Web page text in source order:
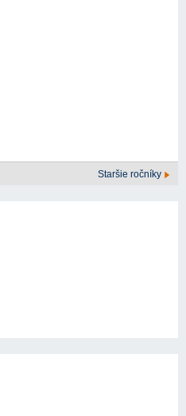
Staršie ročníky